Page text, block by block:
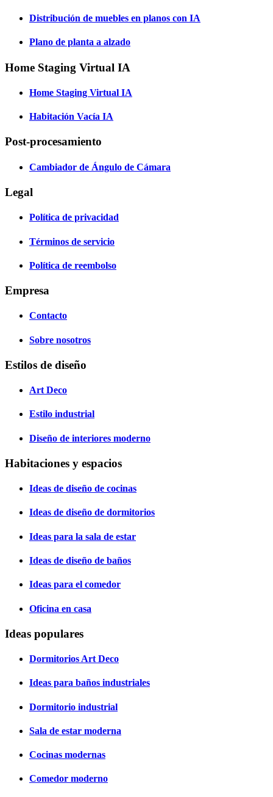
Distribución de muebles en planos con IA
Plano de planta a alzado
Home Staging Virtual IA
Home Staging Virtual IA
Habitación Vacía IA
Post-procesamiento
Cambiador de Ángulo de Cámara
Legal
Política de privacidad
Términos de servicio
Política de reembolso
Empresa
Contacto
Sobre nosotros
Estilos de diseño
Art Deco
Estilo industrial
Diseño de interiores moderno
Habitaciones y espacios
Ideas de diseño de cocinas
Ideas de diseño de dormitorios
Ideas para la sala de estar
Ideas de diseño de baños
Ideas para el comedor
Oficina en casa
Ideas populares
Dormitorios Art Deco
Ideas para baños industriales
Dormitorio industrial
Sala de estar moderna
Cocinas modernas
Comedor moderno